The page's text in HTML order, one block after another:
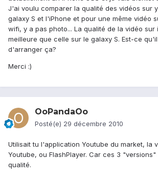
J'ai voulu comparer la qualité des vidéos sur
galaxy S et l'iPhone et pour une même vidéo
wifi, y a pas photo... La qualité de la vidéo sur
meilleure que celle sur le galaxy S. Est-ce
d'arranger ça?
Merci :)
OoPandaOo
Posté(e) 29 décembre 2010
Utilisait tu l'application Youtube du market, la
Youtube, ou FlashPlayer. Car ces 3
qualité.